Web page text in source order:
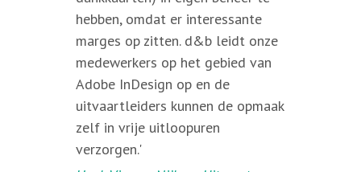
hebben, omdat er interessante
marges op zitten. d&b leidt onze
medewerkers op het gebied van
Adobe InDesign op en de
uitvaartleiders kunnen de opmaak
zelf in vrije uitloopuren
verzorgen.'